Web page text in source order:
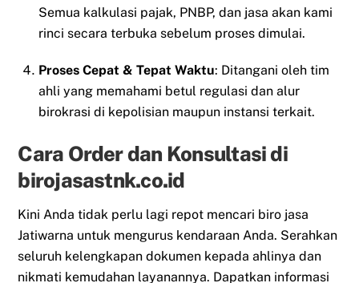
Semua kalkulasi pajak, PNBP, dan jasa akan kami
rinci secara terbuka sebelum proses dimulai.
Proses Cepat & Tepat Waktu: Ditangani oleh tim
ahli yang memahami betul regulasi dan alur
birokrasi di kepolisian maupun instansi terkait.
Cara Order dan Konsultasi di
birojasastnk.co.id
Kini Anda tidak perlu lagi repot mencari biro jasa
Jatiwarna untuk mengurus kendaraan Anda. Serahkan
seluruh kelengkapan dokumen kepada ahlinya dan
nikmati kemudahan layanannya. Dapatkan informasi